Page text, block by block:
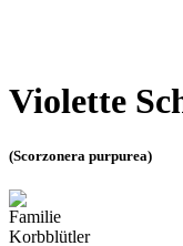
Violette
(Scorzonera purpurea)
Familie
Korbblütler